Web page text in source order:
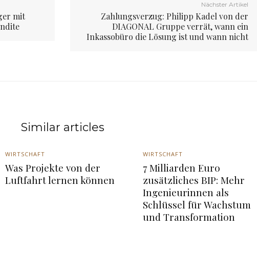
mit
Nächster Artikel
Zahlungsverzug: Philipp Kadel von der
DIAGONAL Gruppe verrät, wann ein
Inkassobüro die Lösung ist und wann nicht
Similar articles
WIRTSCHAFT
Was Projekte von der
Luftfahrt lernen können
WIRTSCHAFT
7 Milliarden Euro
zusätzliches BIP: Mehr
Ingenieurinnen als
Schlüssel für Wachstum
und Transformation